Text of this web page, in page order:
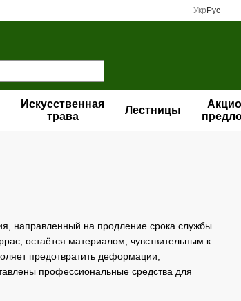
Укр Рус
Искусственная
трава
Лестницы
направленный на продление срока службы
остаётся материалом, чувствительным к
предотвратить деформации,
профессиональные средства для